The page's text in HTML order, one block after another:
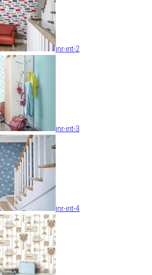
jnr-int-2
jnr-int-3
jnr-int-4